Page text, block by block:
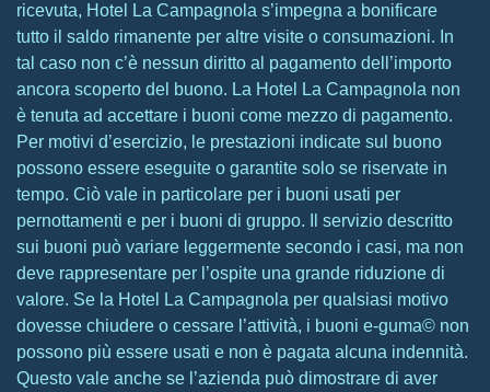
ricevuta, Hotel La Campagnola s’impegna a bonificare
tutto il saldo rimanente per altre visite o consumazioni. In
tal caso non c’è nessun diritto al pagamento dell’importo
ancora scoperto del buono. La Hotel La Campagnola non
è tenuta ad accettare i buoni come mezzo di pagamento.
Per motivi d’esercizio, le prestazioni indicate sul buono
possono essere eseguite o garantite solo se riservate in
tempo. Ciò vale in particolare per i buoni usati per
pernottamenti e per i buoni di gruppo. Il servizio descritto
sui buoni può variare leggermente secondo i casi, ma non
deve rappresentare per l’ospite una grande riduzione di
valore. Se la Hotel La Campagnola per qualsiasi motivo
dovesse chiudere o cessare l’attività, i buoni e-guma© non
possono più essere usati e non è pagata alcuna indennità.
Questo vale anche se l’azienda può dimostrare di aver